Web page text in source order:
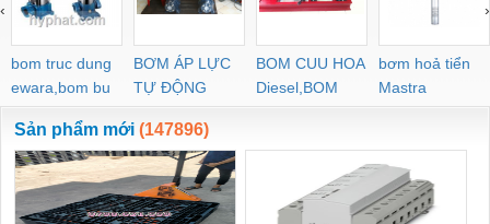
bom truc dung
ewara,bom bu
ewara
BƠM ÁP LỰC
TỰ ĐỘNG
BOM CUU HOA
Diesel,BOM
CHUA CHAY
bơm hoả tiển
Mastra
‹ ›
Sản phẩm mới (147896)